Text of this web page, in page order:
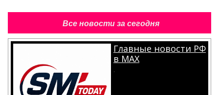
Все новости за сегодня
Главные новости РФ
в MAX
.